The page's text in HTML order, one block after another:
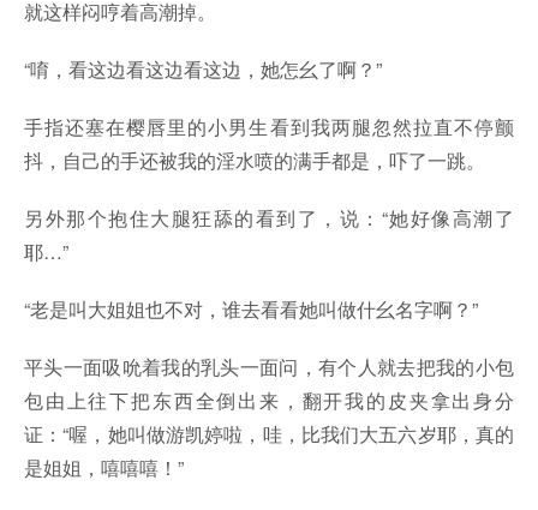
就这样闷哼着高潮掉。
“唷，看这边看这边看这边，她怎幺了啊？”
手指还塞在樱唇里的小男生看到我两腿忽然拉直不停颤
抖，自己的手还被我的淫水喷的满手都是，吓了一跳。
另外那个抱住大腿狂舔的看到了，说：“她好像高潮了
耶…”
“老是叫大姐姐也不对，谁去看看她叫做什幺名字啊？”
平头一面吸吮着我的乳头一面问，有个人就去把我的小包
包由上往下把东西全倒出来，翻开我的皮夹拿出身分
证：“喔，她叫做游凯婷啦，哇，比我们大五六岁耶，真的
是姐姐，嘻嘻嘻！”